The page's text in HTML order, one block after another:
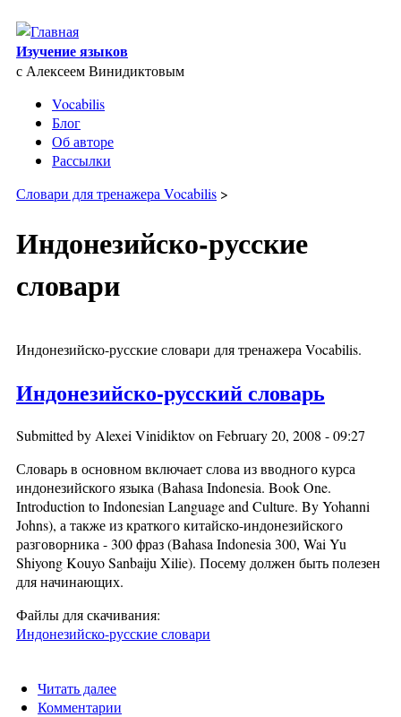
Skip to main content
Изучение языков
с Алексеем Винидиктовым
Vocabilis
Блог
Об авторе
Рассылки
Словари для тренажера Vocabilis >
Индонезийско-русские
словари
Индонезийско-русские словари для тренажера Vocabilis.
Индонезийско-русский словарь
Submitted by Alexei Vinidiktovon February 20, 2008 - 09:27
Словарь в основном включает слова из вводного курса
индонезийского языка (Bahasa Indonesia. Book One.
Introduction to Indonesian Language and Culture. By Yohanni
Johns), а также из краткого китайско-индонезийского
разговорника - 300 фраз (Bahasa Indonesia 300, Wai Yu
Shiyong Kouyo Sanbaiju Xilie). Посему должен быть полезен
для начинающих.
Файлы для скачивания:
Индонезийско-русские словари
Читать далее
Комментарии